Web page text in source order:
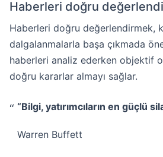
Haberleri doğru
Haberleri doğru değerlendirmek,
dalgalanmalarla başa çıkmada
haberleri analiz ederken objektif
doğru kararlar almayı sağlar.
“Bilgi, yatırımcıların en güçlü
Warren Buffett